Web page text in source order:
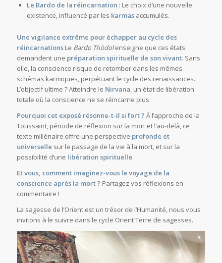
Le Bardo de la réincarnation : Le choix d’une nouvelle
existence, influencé par les karmasaccumulés.
Une vigilance extrême pour échapper au cycle des
réincarnationsLe Bardo Thödolenseigne que ces états
demandent une préparation spirituelle de son vivant. Sans
elle, la conscience risque de retomber dans les mêmes
schémas karmiques, perpétuant le cycle des renaissances.
L’objectif ultime ? Atteindre le Nirvana, un état de libération
totale où la conscience ne se réincarne plus.
Pourquoi cet exposé résonne-t-il si fort ? À l’approche de la
Toussaint, période de réflexion sur la mort et l’au-delà, ce
texte millénaire offre une perspective profonde et
universelle sur le passage de la vie à la mort, et sur la
possibilité d’une libération spirituelle.
Et vous, comment imaginez-vous le voyage de la
conscience après la mort ? Partagez vos réflexions en
commentaire !
La sagesse de l’Orient est un trésor de l’Humanité, nous vous
invitons à le suivre dans le cycle Orient Terre de sagesses.